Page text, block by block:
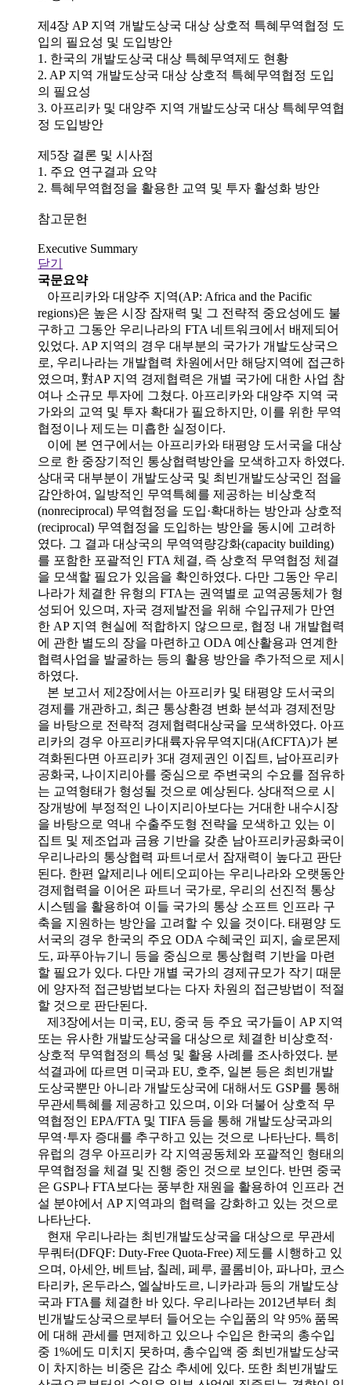
제4장 AP 지역 개발도상국 대상 상호적 특혜무역협정 도
입의 필요성 및 도입방안
1. 한국의 개발도상국 대상 특혜무역제도 현황
2. AP 지역 개발도상국 대상 상호적 특혜무역협정 도입
의 필요성
3. 아프리카 및 대양주 지역 개발도상국 대상 특혜무역협
정 도입방안
제5장 결론 및 시사점
1. 주요 연구결과 요약
2. 특혜무역협정을 활용한 교역 및 투자 활성화 방안
참고문헌
Executive Summary
닫기
국문요약
아프리카와 대양주 지역(AP: Africa and the Pacific
regions)은 높은 시장 잠재력 및 그 전략적 중요성에도 불
구하고 그동안 우리나라의 FTA 네트워크에서 배제되어
있었다. AP 지역의 경우 대부분의 국가가 개발도상국으
로, 우리나라는 개발협력 차원에서만 해당지역에 접근하
였으며, 對AP 지역 경제협력은 개별 국가에 대한 사업 참
여나 소규모 투자에 그쳤다. 아프리카와 대양주 지역 국
가와의 교역 및 투자 확대가 필요하지만, 이를 위한 무역
협정이나 제도는 미흡한 실정이다.
이에 본 연구에서는 아프리카와 태평양 도서국을 대상
으로 한 중장기적인 통상협력방안을 모색하고자 하였다.
상대국 대부분이 개발도상국 및 최빈개발도상국인 점을
감안하여, 일방적인 무역특혜를 제공하는 비상호적
(nonreciprocal) 무역협정을 도입·확대하는 방안과 상호적
(reciprocal) 무역협정을 도입하는 방안을 동시에 고려하
였다. 그 결과 대상국의 무역역량강화(capacity building)
를 포함한 포괄적인 FTA 체결, 즉 상호적 무역협정 체결
을 모색할 필요가 있음을 확인하였다. 다만 그동안 우리
나라가 체결한 유형의 FTA는 권역별로 교역공동체가 형
성되어 있으며, 자국 경제발전을 위해 수입규제가 만연
한 AP 지역 현실에 적합하지 않으므로, 협정 내 개발협력
에 관한 별도의 장을 마련하고 ODA 예산활용과 연계한
협력사업을 발굴하는 등의 활용 방안을 추가적으로 제시
하였다.
본 보고서 제2장에서는 아프리카 및 태평양 도서국의
경제를 개관하고, 최근 통상환경 변화 분석과 경제전망
을 바탕으로 전략적 경제협력대상국을 모색하였다. 아프
리카의 경우 아프리카대륙자유무역지대(AfCFTA)가 본
격화된다면 아프리카 3대 경제권인 이집트, 남아프리카
공화국, 나이지리아를 중심으로 주변국의 수요를 점유하
는 교역형태가 형성될 것으로 예상된다. 상대적으로 시
장개방에 부정적인 나이지리아보다는 거대한 내수시장
을 바탕으로 역내 수출주도형 전략을 모색하고 있는 이
집트 및 제조업과 금융 기반을 갖춘 남아프리카공화국이
우리나라의 통상협력 파트너로서 잠재력이 높다고 판단
된다. 한편 알제리나 에티오피아는 우리나라와 오랫동안
경제협력을 이어온 파트너 국가로, 우리의 선진적 통상
시스템을 활용하여 이들 국가의 통상 소프트 인프라 구
축을 지원하는 방안을 고려할 수 있을 것이다. 태평양 도
서국의 경우 한국의 주요 ODA 수혜국인 피지, 솔로몬제
도, 파푸아뉴기니 등을 중심으로 통상협력 기반을 마련
할 필요가 있다. 다만 개별 국가의 경제규모가 작기 때문
에 양자적 접근방법보다는 다자 차원의 접근방법이 적절
할 것으로 판단된다.
제3장에서는 미국, EU, 중국 등 주요 국가들이 AP 지역
또는 유사한 개발도상국을 대상으로 체결한 비상호적·
상호적 무역협정의 특성 및 활용 사례를 조사하였다. 분
석결과에 따르면 미국과 EU, 호주, 일본 등은 최빈개발
도상국뿐만 아니라 개발도상국에 대해서도 GSP를 통해
무관세특혜를 제공하고 있으며, 이와 더불어 상호적 무
역협정인 EPA/FTA 및 TIFA 등을 통해 개발도상국과의
무역·투자 증대를 추구하고 있는 것으로 나타난다. 특히
유럽의 경우 아프리카 각 지역공동체와 포괄적인 형태의
무역협정을 체결 및 진행 중인 것으로 보인다. 반면 중국
은 GSP나 FTA보다는 풍부한 재원을 활용하여 인프라 건
설 분야에서 AP 지역과의 협력을 강화하고 있는 것으로
나타난다.
현재 우리나라는 최빈개발도상국을 대상으로 무관세
무쿼터(DFQF: Duty-Free Quota-Free) 제도를 시행하고 있
으며, 아세안, 베트남, 칠레, 페루, 콜롬비아, 파나마, 코스
타리카, 온두라스, 엘살바도르, 니카라과 등의 개발도상
국과 FTA를 체결한 바 있다. 우리나라는 2012년부터 최
빈개발도상국으로부터 들어오는 수입품의 약 95% 품목
에 대해 관세를 면제하고 있으나 수입은 한국의 총수입
중 1%에도 미치지 못하며, 총수입액 중 최빈개발도상국
이 차지하는 비중은 감소 추세에 있다. 또한 최빈개발도